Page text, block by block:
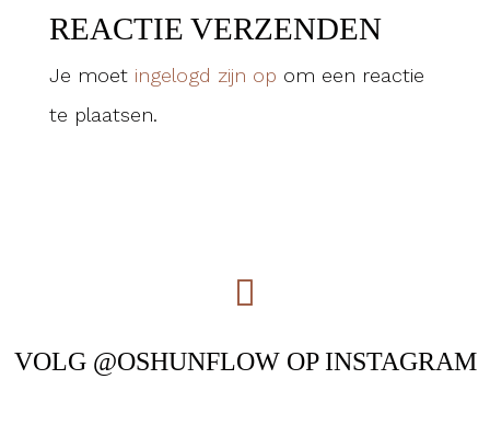
REACTIE VERZENDEN
Je moet ingelogd zijn op om een reactie
te plaatsen.
VOLG @OSHUNFLOW OP INSTAGRAM